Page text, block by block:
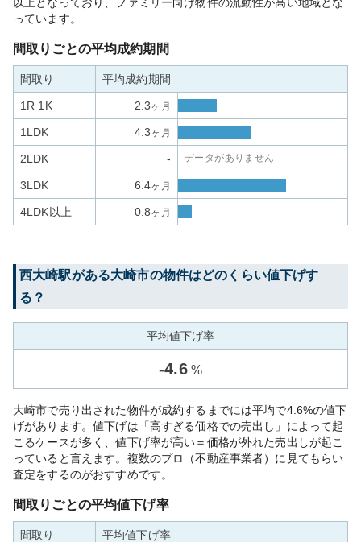
っています。
間取りごとの平均成約期間
間取り 平均成約期間
1R 1K 2.3ヶ月
1LDK 4.3ヶ月
2LDK - データがありません
3LDK 6.4ヶ月
4LDK以上 0.8ヶ月
西大崎駅がある大崎市の物件はどのくらい値下げす
る？
平均値下げ率
-4.6 %
大崎市で売り出された物件が成約するまでには平均で4.6%の値下
げがあります。値下げは「高すぎる価格での売出し」によって起
こるケースが多く、値下げ率が高い＝価格が外れた売出しが起こ
っていると言えます。複数のプロ（不動産事業者）に見てもらい
査定をするのがおすすめです。
間取りごとの平均値下げ率
間取り 平均値下げ率